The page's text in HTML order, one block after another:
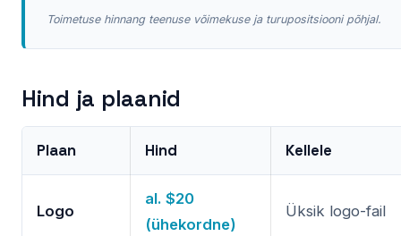
Toimetuse hinnang teenuse võimekuse ja turupositsiooni põhjal.
Hind ja plaanid
Plaan Hind Kellele
Logo
al. $20
(ühekordne)
Üksik logo-fail